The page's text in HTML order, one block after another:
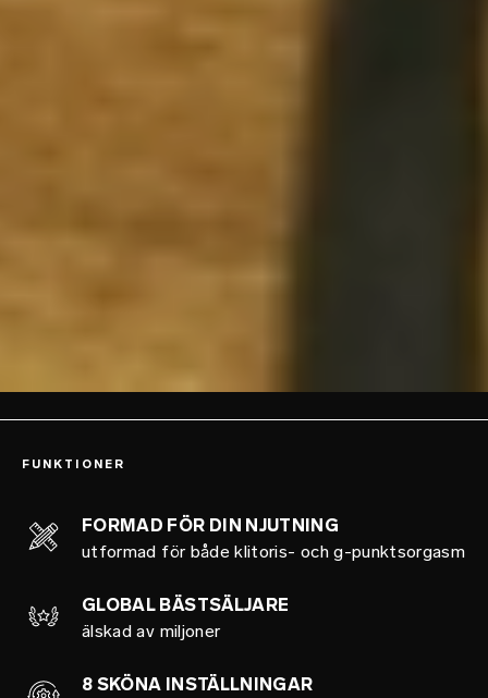
FUNKTIONER
FORMAD FÖR DIN NJUTNING
utformad för både klitoris- och g-punktsorgasm
GLOBAL BÄSTSÄLJARE
älskad av miljoner
8 SKÖNA INSTÄLLNINGAR